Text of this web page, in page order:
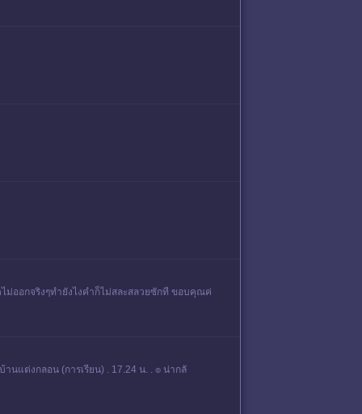
ออกจริงๆทำยังไงคำก็ไม่สละสลวยซักที ขอบคุณค่
นแต่งกลอน (การเรียน) . 17.24 น. . ๏ น่ากลั